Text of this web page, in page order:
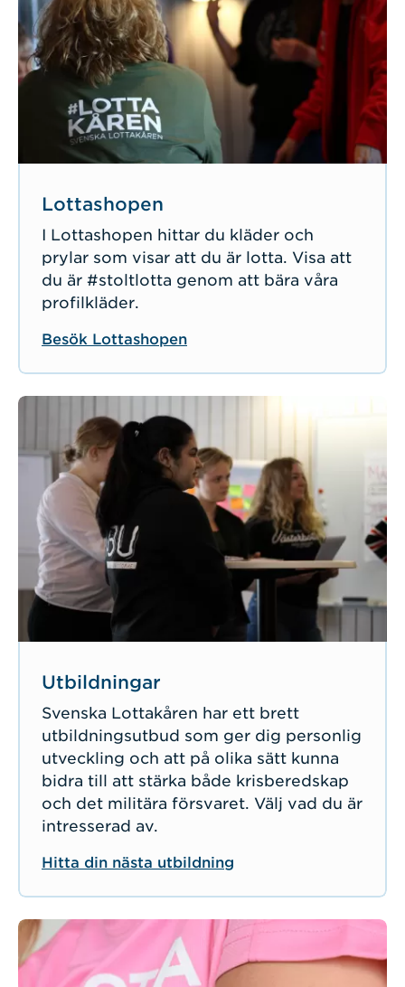
Lottashopen
I Lottashopen hittar du kläder och
prylar som visar att du är lotta. Visa att
du är #stoltlotta genom att bära våra
profilkläder.
Besök Lottashopen
Utbildningar
Svenska Lottakåren har ett brett
utbildningsutbud som ger dig personlig
utveckling och att på olika sätt kunna
bidra till att stärka både krisberedskap
och det militära försvaret. Välj vad du är
intresserad av.
Hitta din nästa utbildning